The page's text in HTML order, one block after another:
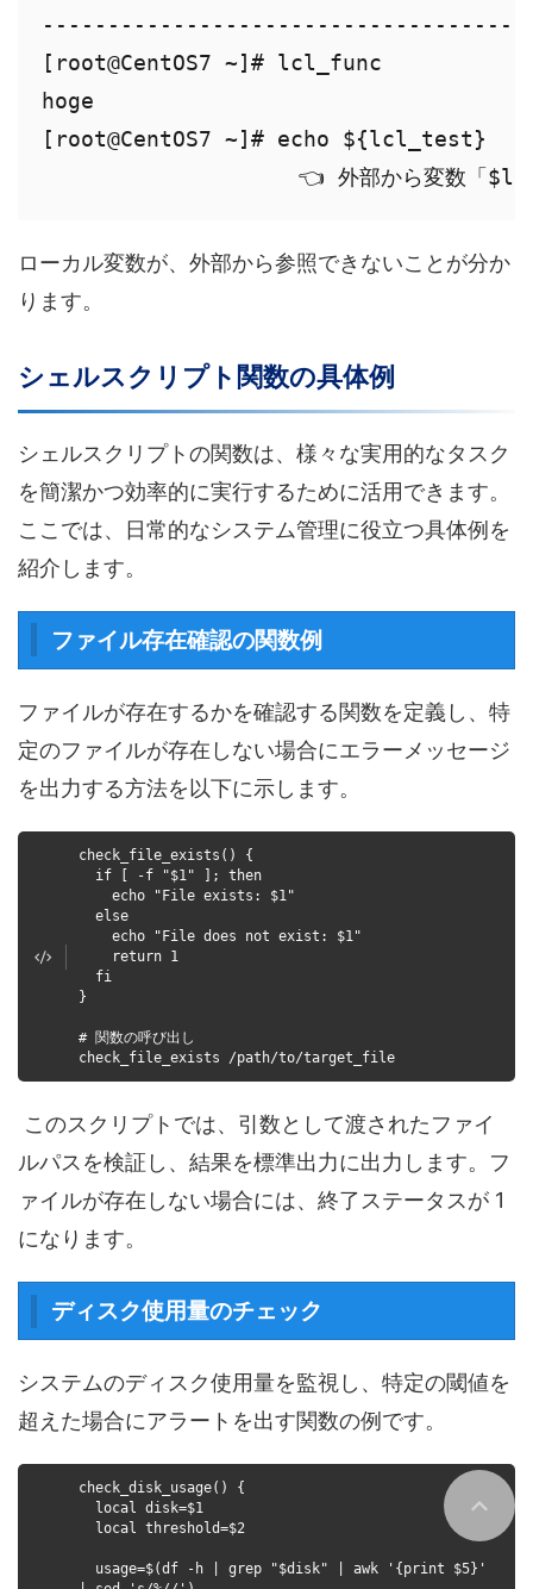
[root@CentOS7 ~]# lcl_func
hoge
[root@CentOS7 ~]# echo ${lcl_test}
👈 外部から変数「$lcl_test」
ローカル変数が、外部から参照できないことが分か
ります。
シェルスクリプト関数の具体例
シェルスクリプトの関数は、様々な実用的なタスク
を簡潔かつ効率的に実行するために活用できます。
ここでは、日常的なシステム管理に役立つ具体例を
紹介します。
ファイル存在確認の関数例
ファイルが存在するかを確認する関数を定義し、特
定のファイルが存在しない場合にエラーメッセージ
を出力する方法を以下に示します。
check_file_exists() {
if [ -f "$1" ]; then
echo "File exists: $1"
else
echo "File does not exist: $1"
return 1
fi
}
# 関数の呼び出し
check_file_exists /path/to/target_file
このスクリプトでは、引数として渡されたファイ
ルパスを検証し、結果を標準出力に出力します。フ
ァイルが存在しない場合には、終了ステータスが 1
になります。
ディスク使用量のチェック
システムのディスク使用量を監視し、特定の閾値を
超えた場合にアラートを出す関数の例です。
check_disk_usage() {
local disk=$1
local threshold=$2
usage=$(df -h | grep "$disk" | awk '{print $5}'